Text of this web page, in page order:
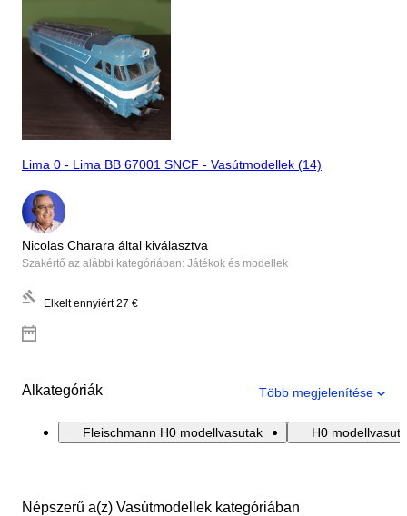
Lima 0 - Lima BB 67001 SNCF - Vasútmodellek (14)
Nicolas Charara által kiválasztva
Szakértő az alábbi kategóriában: Játékok és modellek
Elkelt ennyiért 27 €
Alkategóriák Több megjelenítése
Fleischmann H0 modellvasutak H0
Népszerű a(z) Vasútmodellek kategóriában